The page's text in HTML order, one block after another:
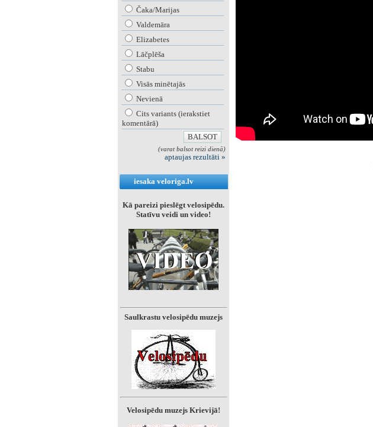
Čaka/Marijas
Valdemāra
Elizabetes
Lāčplēša
Stabu
Visās minētajās
Nevienā
Cits variants (ierakstiet
komentārā)
(varat balsot reizi dienā)
aptaujas rezultāti »
iesaka veloriga.lv
Kā pareizi pieslēgt velosipēdu.
Statīvu veidi un video!
Saulkrastu velosipēdu muzejs
Velosipēdu muzejs Krievijā!